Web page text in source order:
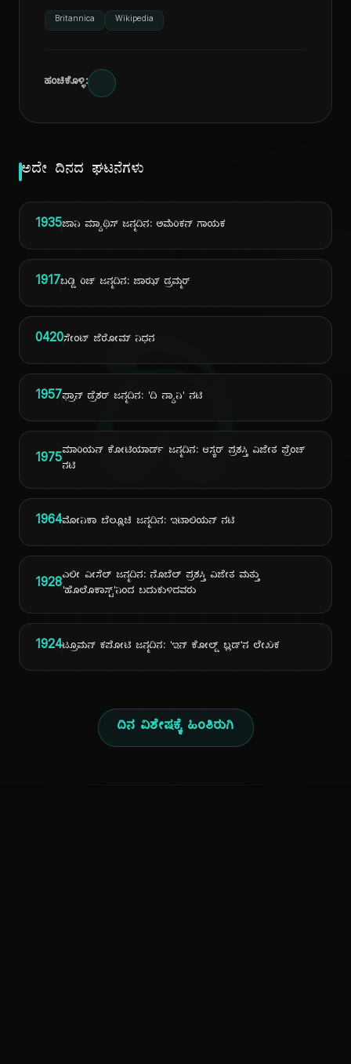
ದಿ
Britannica Wikipedia
ಹಂಚಿಕೊಳ್ಳಿ:
ಅದೇ ದಿನದ ಘಟನೆಗಳು
1935ಜಾನಿ ಮ್ಯಾಥಿಸ್ ಜನ್ಮದಿನ: ಅಮೆರಿಕನ್ ಗಾಯಕ
1917ಬಡ್ಡಿ ರಿಚ್ ಜನ್ಮದಿನ: ಜಾಝ್ ಡ್ರಮ್ಮರ್
0420ಸೇಂಟ್ ಜೆರೋಮ್ ನಿಧನ
1957ಫ್ರಾನ್ ಡ್ರೆಶರ್ ಜನ್ಮದಿನ: 'ದಿ ನ್ಯಾನಿ' ನಟಿ
1975ಮಾರಿಯನ್ ಕೋಟಿಯಾರ್ಡ್ ಜನ್ಮದಿನ: ಆಸ್ಕರ್ ಪ್ರಶಸ್ತಿ ವಿಜೇತ ಫ್ರೆಂಚ್
ನಟಿ
1964ಮೋನಿಕಾ ಬೆಲ್ಲೂಚಿ ಜನ್ಮದಿನ: ಇಟಾಲಿಯನ್ ನಟಿ
1928ಎಲೀ ವೀಸೆಲ್ ಜನ್ಮದಿನ: ನೊಬೆಲ್ ಪ್ರಶಸ್ತಿ ವಿಜೇತ ಮತ್ತು
'ಹೊಲೊಕಾಸ್ಟ್'ನಿಂದ ಬದುಕುಳಿದವರು
1924ಟ್ರೂಮನ್ ಕಪೋಟಿ ಜನ್ಮದಿನ: 'ಇನ್ ಕೋಲ್ಡ್ ಬ್ಲಡ್'ನ ಲೇಖಕ
ದಿನ ವಿಶೇಷಕ್ಕೆ ಹಿಂತಿರುಗಿ